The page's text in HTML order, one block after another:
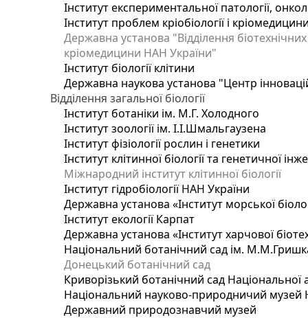
Інститут експериментальної патології,
Інститут проблем кріобіології і
Державна установа "Відділення
кріомедицини НАН України"
Інститут біології клітини
Державна наукова установа "Центр
Відділення загальної біології
Інститут ботаніки ім. М.Г. Холодного
Інститут зоології ім. І.І.Шмальгаузена
Інститут фізіології рослин і генетики
Інститут клітинної біології та генетичної
Міжнародний інститут клітинної біології
Інститут гідробіології НАН України
Державна установа «Інститут морської
Інститут екології Карпат
Державна установа «Інститут харчової
Національний ботанічний сад ім.
Донецький ботанічний сад
Криворізький ботанічний сад Національної
Національний науково-природничий музей
Державний природознавчий музей